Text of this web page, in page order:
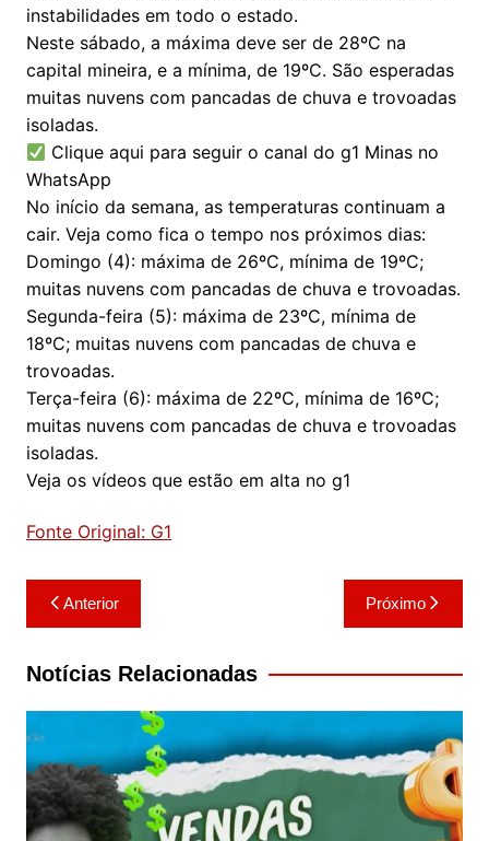
instabilidades em todo o estado.
Neste sábado, a máxima deve ser de 28ºC na
capital mineira, e a mínima, de 19ºC. São esperadas
muitas nuvens com pancadas de chuva e trovoadas
isoladas.
Clique aqui para seguir o canal do g1 Minas no
WhatsApp
No início da semana, as temperaturas continuam a
cair. Veja como fica o tempo nos próximos dias:
Domingo (4): máxima de 26ºC, mínima de 19ºC;
muitas nuvens com pancadas de chuva e trovoadas.
Segunda-feira (5): máxima de 23ºC, mínima de
18ºC; muitas nuvens com pancadas de chuva e
trovoadas.
Terça-feira (6): máxima de 22ºC, mínima de 16ºC;
muitas nuvens com pancadas de chuva e trovoadas
isoladas.
Veja os vídeos que estão em alta no g1
Fonte Original: G1
Navegação
de
Post
Anterior Próximo
Notícias Relacionadas